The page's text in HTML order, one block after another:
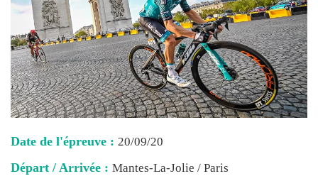
Date de l'épreuve : 20/09/20
Départ / Arrivée : Mantes-La-Jolie / Paris